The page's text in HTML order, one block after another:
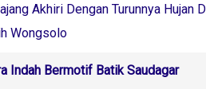
Akhiri Dengan Turunnya Hujan
Wongsolo
Indah Bermotif Batik Saudagar